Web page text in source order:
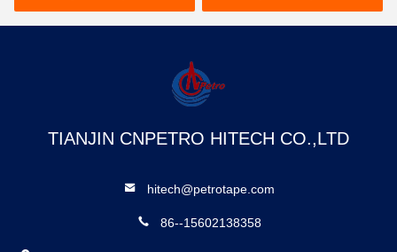
фланца
TIANJIN CNPETRO HITECH CO.,LTD
hitech@petrotape.com
86--15602138358